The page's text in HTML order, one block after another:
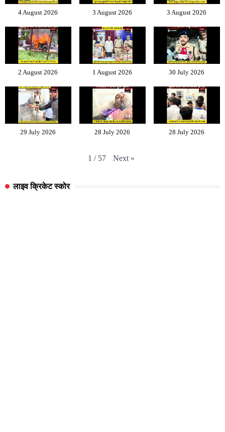
4 August 2026 3 August 2026 3 August 2026
2 August 2026 1 August 2026 30 July 2026
29 July 2026 28 July 2026 28 July 2026
1 / 57 Next »
लाइव क्रिकेट स्कोर